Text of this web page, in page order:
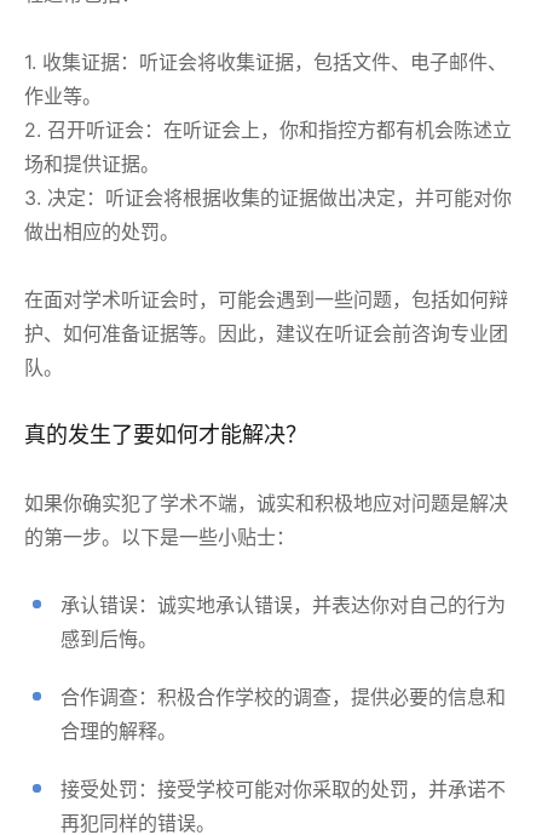
1. 收集证据：听证会将收集证据，包括文件、电子邮件、
作业等。
2. 召开听证会：在听证会上，你和指控方都有机会陈述立
场和提供证据。
3. 决定：听证会将根据收集的证据做出决定，并可能对你
做出相应的处罚。
在面对学术听证会时，可能会遇到一些问题，包括如何辩
护、如何准备证据等。因此，建议在听证会前咨询专业团
队。
真的发生了要如何才能解决？
如果你确实犯了学术不端，诚实和积极地应对问题是解决
的第一步。以下是一些小贴士：
承认错误：诚实地承认错误，并表达你对自己的行为
感到后悔。
合作调查：积极合作学校的调查，提供必要的信息和
合理的解释。
接受处罚：接受学校可能对你采取的处罚，并承诺不
再犯同样的错误。